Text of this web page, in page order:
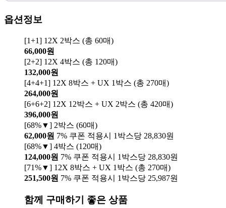
옵션정보
[1+1] 12X 2박스 (총 60매)
66,000원
[2+2] 12X 4박스 (총 120매)
132,000원
[4+4+1] 12X 8박스 + UX 1박스 (총 270매)
264,000원
[6+6+2] 12X 12박스 + UX 2박스 (총 420매)
396,000원
[68%▼] 2박스 (60매)
62,000원 7% 쿠폰 적용시 1박스당 28,830원
[68%▼] 4박스 (120매)
124,000원 7% 쿠폰 적용시 1박스당 28,830원
[71%▼] 12X 8박스 + UX 1박스 (총 270매)
251,500원 7% 쿠폰 적용시 1박스당 25,987원
함께 구매하기 좋은 상품